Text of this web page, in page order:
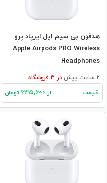
هدفون بی‌ سیم اپل ایرپاد پرو
Apple Airpods PRO Wireless
Headphones
2 ساعت پیش در فروشگاه
قیمت از تومان